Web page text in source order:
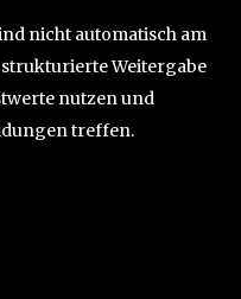
nicht automatisch am
Weitergabe
nutzen und
treffen.